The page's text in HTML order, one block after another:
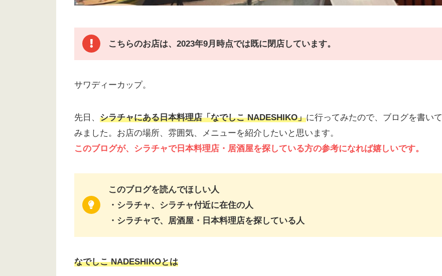
こちらのお店は、2023年9月時点では既に閉店しています。
サワディーカップ。
先日、 シラチャにある日本料理店「なでしこ NADESHIKO」に行ってみたので、ブログを書いて
みました。お店の場所、雰囲気、メニューを紹介したいと思います。
このブログが、シラチャで日本料理店・居酒屋を探している方の参考になれば嬉しいです。
このブログを読んでほしい人
・シラチャ、シラチャ付近に在住の人
・シラチャで、居酒屋・日本料理店を探している人
なでしこ NADESHIKOとは